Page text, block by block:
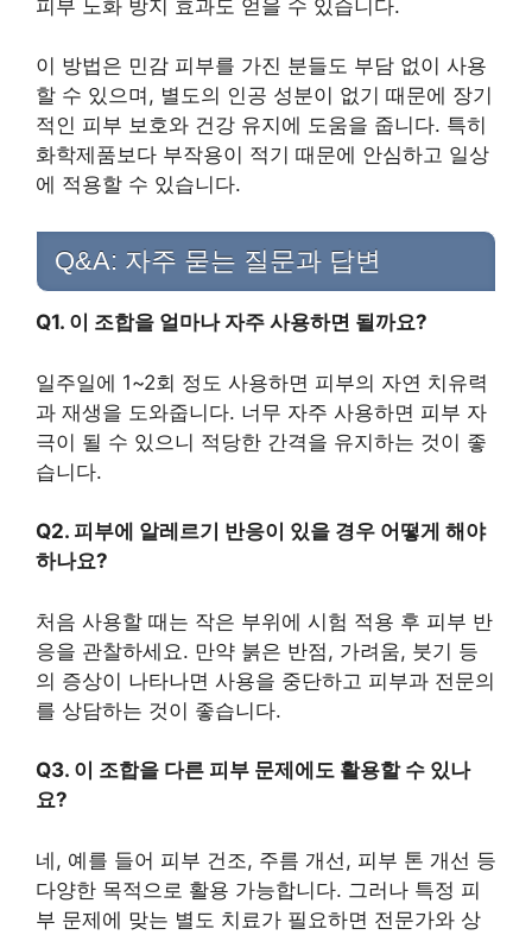
피부 노화 방지 효과도 얻을 수 있습니다.
이 방법은 민감 피부를 가진 분들도 부담 없이 사용
할 수 있으며, 별도의 인공 성분이 없기 때문에 장기
적인 피부 보호와 건강 유지에 도움을 줍니다. 특히
화학제품보다 부작용이 적기 때문에 안심하고 일상
에 적용할 수 있습니다.
Q&A: 자주 묻는 질문과 답변
Q1. 이 조합을 얼마나 자주 사용하면 될까요?
일주일에 1~2회 정도 사용하면 피부의 자연 치유력
과 재생을 도와줍니다. 너무 자주 사용하면 피부 자
극이 될 수 있으니 적당한 간격을 유지하는 것이 좋
습니다.
Q2. 피부에 알레르기 반응이 있을 경우 어떻게 해야
하나요?
처음 사용할 때는 작은 부위에 시험 적용 후 피부 반
응을 관찰하세요. 만약 붉은 반점, 가려움, 붓기 등
의 증상이 나타나면 사용을 중단하고 피부과 전문의
를 상담하는 것이 좋습니다.
Q3. 이 조합을 다른 피부 문제에도 활용할 수 있나
요?
네, 예를 들어 피부 건조, 주름 개선, 피부 톤 개선 등
다양한 목적으로 활용 가능합니다. 그러나 특정 피
부 문제에 맞는 별도 치료가 필요하면 전문가와 상